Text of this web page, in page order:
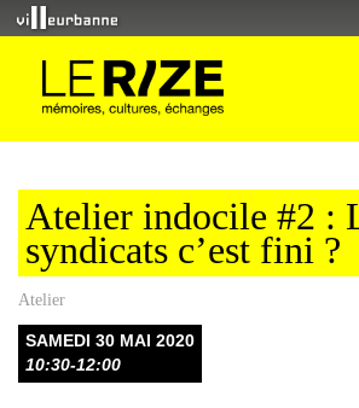
Atelier indocile #2 :
syndicats c’est fini ?
Atelier
SAMEDI 30 MAI 2020
10:30-12:00